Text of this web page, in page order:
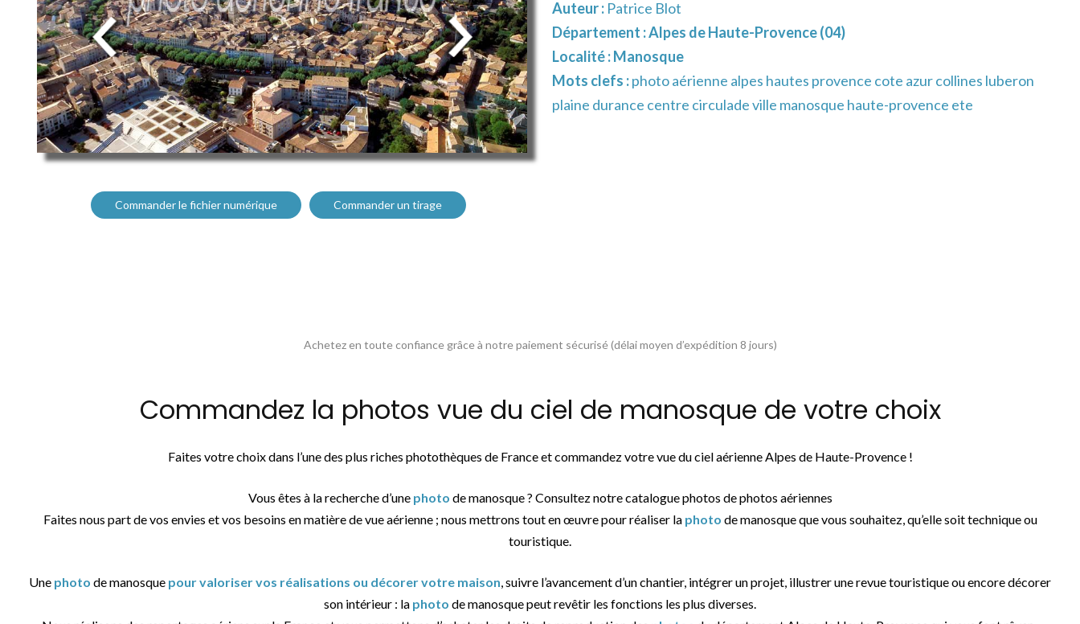
Commander le fichier numérique Commander un tirage
Auteur : Patrice Blot
Département :Alpes de Haute-Provence (04)
Localité :Manosque
Mots clefs :photo aérienne alpes hautes provence cote azur collines luberon
plaine durance centre circulade ville manosque haute-provence ete
Achetez en toute confiance grâce à notre paiement sécurisé (délai moyen d’expédition 8 jours)
Commandez la photos vue du ciel de manosque de votre choix
Faites votre choix dans l’une des plus riches photothèques de France et commandez votre vue du ciel aérienne Alpes de Haute-Provence !
Vous êtes à la recherche d’une photo de manosque ? Consultez notre catalogue photos de photos aériennes
Faites nous part de vos envies et vos besoins en matière de vue aérienne ; nous mettrons tout en œuvre pour réaliser la photo de manosque que vous souhaitez, qu’elle soit technique ou
touristique.
Une photo de manosque pour valoriser vos réalisations ou décorer votre maison, suivre l’avancement d’un chantier, intégrer un projet, illustrer une revue touristique ou encore décorer
son intérieur : la photo de manosque peut revêtir les fonctions les plus diverses.